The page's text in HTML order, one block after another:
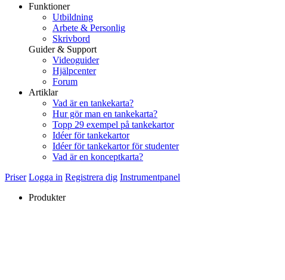
Funktioner
Utbildning
Arbete & Personlig
Skrivbord
Guider & Support
Videoguider
Hjälpcenter
Forum
Artiklar
Vad är en tankekarta?
Hur gör man en tankekarta?
Topp 29 exempel på tankekartor
Idéer för tankekartor
Idéer för tankekartor för studenter
Vad är en konceptkarta?
Priser Logga in Registrera dig Instrumentpanel
Produkter